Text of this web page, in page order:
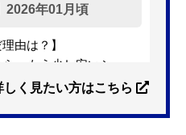
年01月頃
由は？】
。もう少し安いショッ
かなかった。
く見たい方はこちら